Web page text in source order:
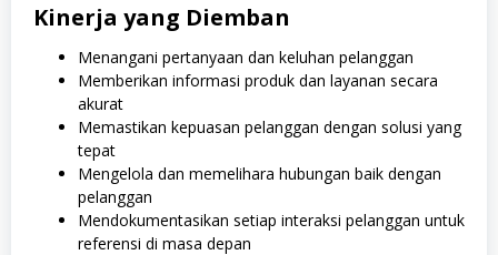
Kinerja yang Diemban
Menangani pertanyaan dan keluhan pelanggan
Memberikan informasi produk dan layanan secara
akurat
Memastikan kepuasan pelanggan dengan solusi yang
tepat
Mengelola dan memelihara hubungan baik dengan
pelanggan
Mendokumentasikan setiap interaksi pelanggan untuk
referensi di masa depan